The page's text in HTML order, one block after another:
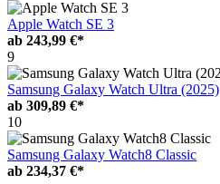
Apple Watch SE 3
ab 243,99 €*
9
Samsung Galaxy Watch Ultra (2025)
ab 309,89 €*
10
Samsung Galaxy Watch8 Classic
ab 234,37 €*